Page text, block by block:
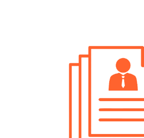
Ricerca Personale Riva Del
Ingegnere Civile
Ricerca Personale
Ricerca Personale Trento